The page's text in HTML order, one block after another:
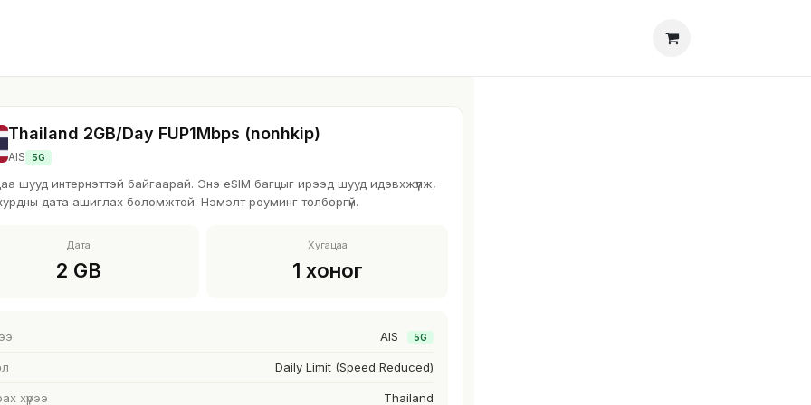
Thailand 2GB/Day FUP1Mbps (nonhkip)
AIS 5G
шууд интернэттэй байгаарай. Энэ eSIM багцыг ирээд шууд идэвхжүүлж,
дата ашиглах боломжтой. Нэмэлт роуминг төлбөргүй.
Дата
2 GB
Хугацаа
1 хоног
AIS 5G
Daily Limit (Speed Reduced)
хүрээ Thailand